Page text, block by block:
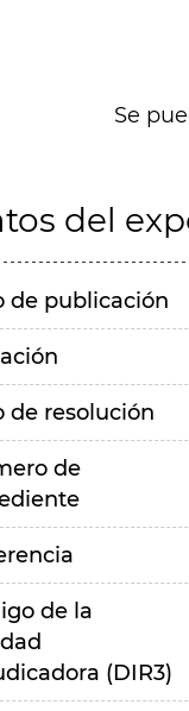
Se
del
de publicación
de resolución
de
de la
(DIR3)